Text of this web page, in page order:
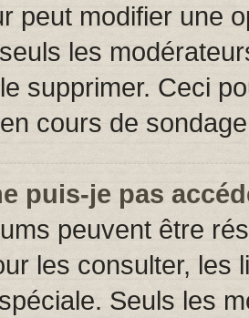
peut modifier une
les
supprimer. Ceci
cours de
puis-je pas
peuvent être
les consulter, les
Seuls les